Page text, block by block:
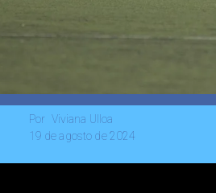
Viviana Ulloa
Por
19 de agosto de 2024